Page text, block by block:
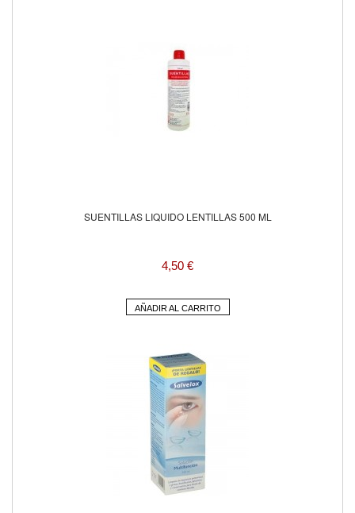
SUENTILLAS LIQUIDO LENTILLAS 500 ML
4,50 €
AÑADIR AL CARRITO